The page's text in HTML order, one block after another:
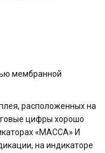
мембранной
расположенных на
цифры хорошо
«МАССА» И
на индикаторе